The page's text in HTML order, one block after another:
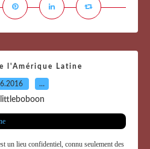
l'Amérique Latine
…
littleboboon
un lieu confidentiel, connu seulement des